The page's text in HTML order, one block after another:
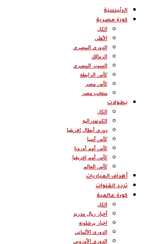
الرئيسية
كورة مصرية
الكل
الأهلى
الدوري المصري
الزمالك
السوبر المصري
كأس الرابطة
كأس مصر
منتخب مصر
بطولات
الكل
الكونفدرالية
دوري أبطال إفريقيا
كأس أسيا
كأس أمم أوروبا
كأس أمم إفريقيا
كأس العالم
أهداف المباريات
تردد القنوات
كورة عالمية
الكل
أخبار ريال مدريد
اخبار برشلونة
الدوري الألماني
الدوري الأوروبي